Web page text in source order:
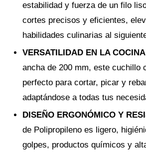
estabilidad y fuerza de un filo
cortes precisos y eficientes,
habilidades culinarias al
VERSATILIDAD EN LA COCINA
ancha de 200 mm, este cuchillo
perfecto para cortar, picar y
adaptándose a todas tus
DISEÑO ERGONÓMICO Y
de Polipropileno es ligero,
golpes, productos químicos y